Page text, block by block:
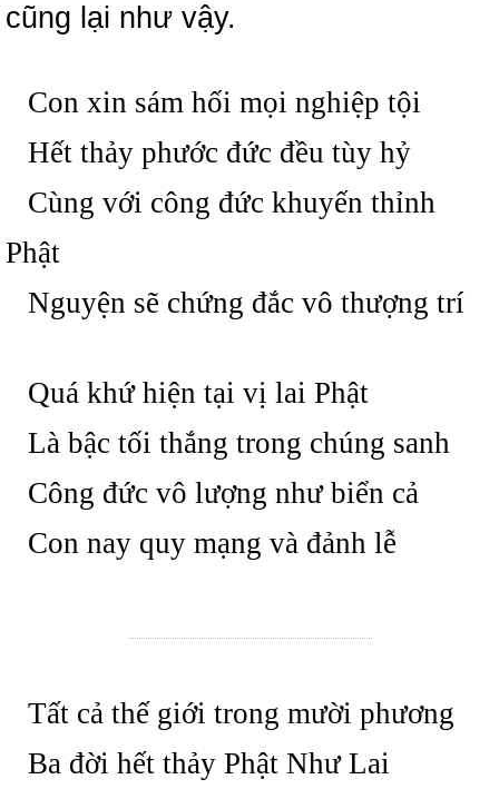
cũng lại như vậy.
Con xin sám hối mọi nghiệp tội
Hết thảy phước đức đều tùy hỷ
Cùng với công đức khuyến thỉnh
Phật
Nguyện sẽ chứng đắc vô thượng trí
Quá khứ hiện tại vị lai Phật
Là bậc tối thắng trong chúng sanh
Công đức vô lượng như biển cả
Con nay quy mạng và đảnh lễ
Tất cả thế giới trong mười phương
Ba đời hết thảy Phật Như Lai